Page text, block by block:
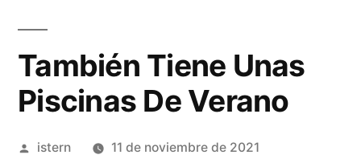
También Tiene Unas
Piscinas De Verano
Publicado
istern 11 de noviembre de 2021